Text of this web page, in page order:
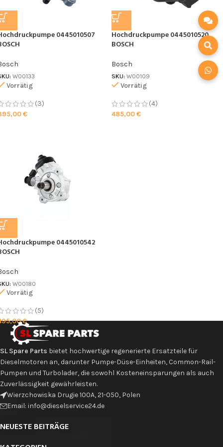
0445010507
W00133
Vorrätig
(3)
€
Hochdruckpumpe 0445010520
BOSCH
Bosch
SKU: W00109
Vorrätig
(4)
485,00€
0445010542
W00180
Vorrätig
(5)
€
SL Spare Parts bietet hochwertige regenerierte Ersatzteile für
Dieselmotoren an, darunter Pumpe-Düse-Einheiten, Common-Rail-
Pumpen und Turbolader, die sowohl Kosteneinsparungen als auch
Zuverlässigkeit gewährleisten.
Wierzchowiska Drugie 100A, 21-050, Polen
Email: info@dieselservice24.de
NEUESTE BEITRÄGE
Ich stimme der DSGVO zu